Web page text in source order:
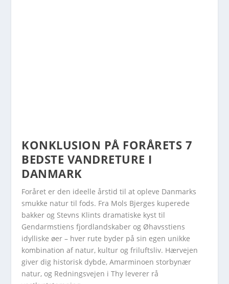
KONKLUSION PÅ FORÅRETS 7
BEDSTE VANDRETURE I
DANMARK
Foråret er den ideelle årstid til at opleve Danmarks
smukke natur til fods. Fra Mols Bjerges kuperede
bakker og Stevns Klints dramatiske kyst til
Gendarmstiens fjordlandskaber og Øhavsstiens
idylliske øer – hver rute byder på sin egen unikke
kombination af natur, kultur og friluftsliv. Hærvejen
giver dig historisk dybde, Amarminoen storbynær
natur, og Redningsvejen i Thy leverer rå